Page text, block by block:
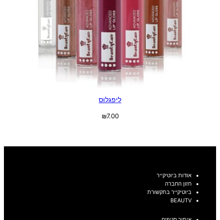
ליפגלוס
₪7.00
אודות ביוטיקייר
חזון החברה
ביוטיקייר בתקשורת
BEAUTV